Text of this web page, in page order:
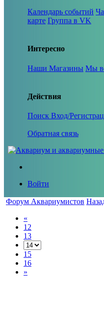
Календарь событий
карте Группа в VK
Интересно
Наши Магазины Мы
Действия
Поиск Вход/
Обратная связь
Войти
Форум Аквариумистов
«
12
13
15
16
»